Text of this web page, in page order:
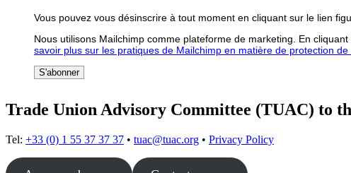
Vous pouvez vous désinscrire à tout moment en cliquant sur le lien
Nous utilisons Mailchimp comme plateforme de marketing. En
savoir plus sur les pratiques de Mailchimp en matière de protection
Trade Union Advisory Committee (TUAC) to
Tel: +33 (0) 1 55 37 37 37 • tuac@tuac.org • Privacy Policy